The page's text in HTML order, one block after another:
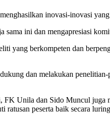
inovasi-inovasi
ini dan mengapresiasi
yang berkompeten dan
dan melakukan
FK Unila dan Sido Muncul juga
ratusan peserta baik secara